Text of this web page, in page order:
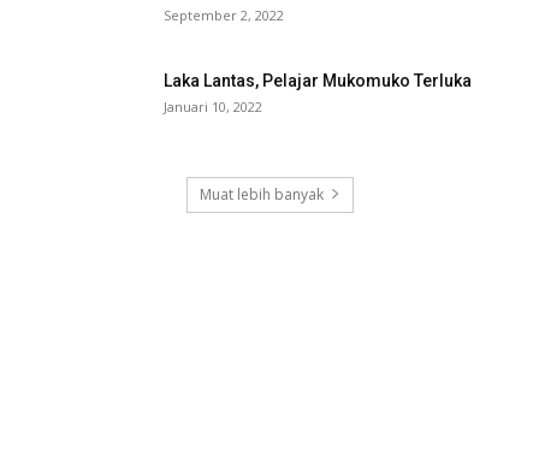
September 2, 2022
Laka Lantas, Pelajar Mukomuko Terluka
Januari 10, 2022
Muat lebih banyak